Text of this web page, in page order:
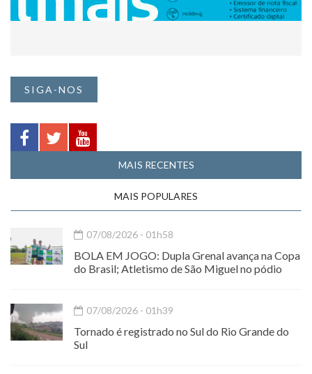
SIGA-NOS
MAIS RECENTES
MAIS POPULARES
07/08/2026 - 01h58
BOLA EM JOGO: Dupla Grenal avança na Copa
do Brasil; Atletismo de São Miguel no pódio
07/08/2026 - 01h39
Tornado é registrado no Sul do Rio Grande do
Sul